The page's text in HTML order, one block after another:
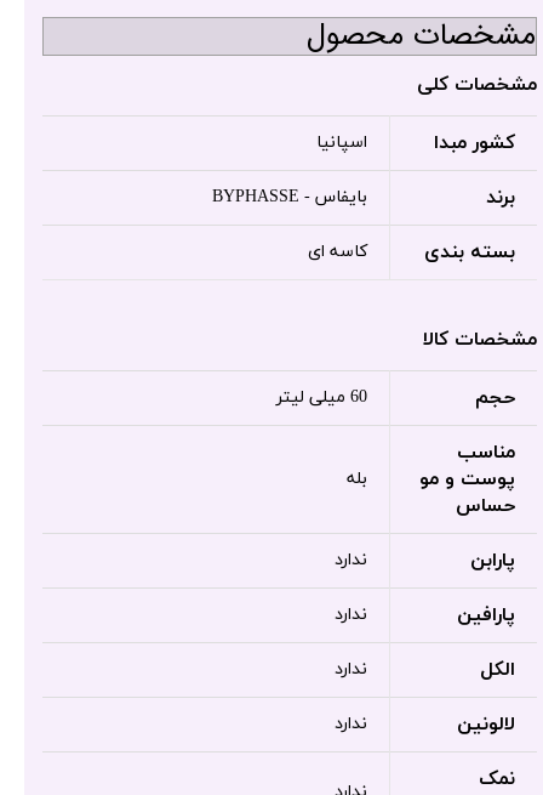
مشخصات محصول
مشخصات کلی
کشور مبدا اسپانیا
برند بایفاس - BYPHASSE
بسته بندی کاسه ای
مشخصات کالا
حجم 60 میلی لیتر
مناسب
پوست و مو
حساس
بله
پارابن ندارد
پارافین ندارد
الکل ندارد
لالونین ندارد
نمک